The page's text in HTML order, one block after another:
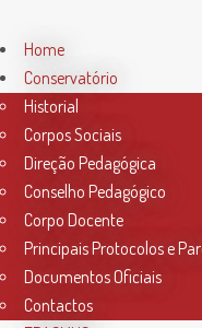
16 Dez
2023
Home
Conservatório
Historial
Corpos Sociais
Direção Pedagógica
Conselho Pedagógico
Corpo Docente
Principais Protocolos e
Documentos Oficiais
Contactos